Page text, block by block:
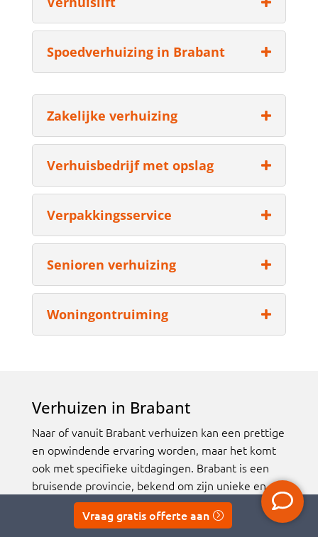
Spoedverhuizing in Brabant
Zakelijke verhuizing
Verhuisbedrijf met opslag
Verpakkingsservice
Senioren verhuizing
Woningontruiming
Verhuizen in Brabant
Naar of vanuit Brabant verhuizen kan een prettige
en opwindende ervaring worden, maar het komt
ook met specifieke uitdagingen. Brabant is een
bruisende provincie, bekend om zijn unieke en
rijke cultuur, lange geschiedenis en prachtige
architectuur. Dit maakt Brabant een populaire
Vraag gratis offerte aan